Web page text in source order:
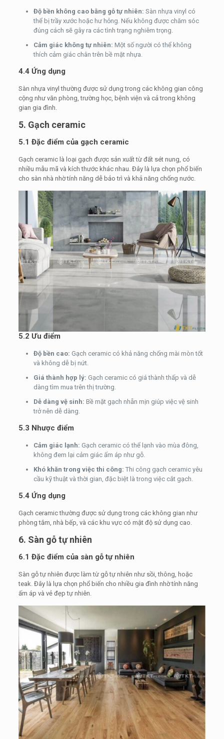
Độ bền không cao bằng gỗ tự nhiên: Sàn nhựa vinyl có
thể bị trầy xước hoặc hư hỏng. Nếu không được chăm sóc
đúng cách sẽ gây ra các tình trạng nghiêm trọng.
Cảm giác không tự nhiên: Một số người có thể không
thích cảm giác chân trên bề mặt nhựa.
4.4 Ứng dụng
Sàn nhựa vinyl thường được sử dụng trong các không gian công
cộng như văn phòng, trường học, bệnh viện và cả trong không
gian gia đình.
5. Gạch ceramic
5.1 Đặc điểm của gạch ceramic
Gạch ceramic là loại gạch được sản xuất từ đất sét nung, có
nhiều mẫu mã và kích thước khác nhau. Đây là lựa chọn phổ biến
cho sàn nhà nhờ tính năng dễ bảo trì và khả năng chống nước.
5.2 Ưu điểm
Độ bền cao: Gạch ceramic có khả năng chống mài mòn tốt
và không dễ bị nứt.
Giá thành hợp lý: Gạch ceramic có giá thành thấp và dễ
dàng tìm mua trên thị trường.
Dễ dàng vệ sinh: Bề mặt gạch nhẵn mịn giúp việc vệ sinh
trở nên dễ dàng.
5.3 Nhược điểm
Cảm giác lạnh: Gạch ceramic có thể lạnh vào mùa đông,
không đem lại cảm giác ấm áp như gỗ.
Khó khăn trong việc thi công: Thi công gạch ceramic yêu
cầu kỹ thuật và thời gian, đặc biệt là trong việc cắt gạch.
5.4 Ứng dụng
Gạch ceramic thường được sử dụng trong các không gian như
phòng tắm, nhà bếp, và các khu vực có mật độ sử dụng cao.
6. Sàn gỗ tự nhiên
6.1 Đặc điểm của sàn gỗ tự nhiên
Sàn gỗ tự nhiên được làm từ gỗ tự nhiên như sồi, thông, hoặc
teak. Đây là lựa chọn phổ biến cho nhiều gia đình nhờ tính năng
ấm áp và vẻ đẹp tự nhiên.